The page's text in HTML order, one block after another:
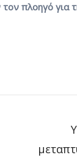
πλοηγό